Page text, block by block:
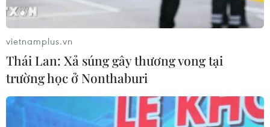
vietnamplus.vn
Thái Lan: Xả súng gây thương vong tại
trường học ở Nonthaburi